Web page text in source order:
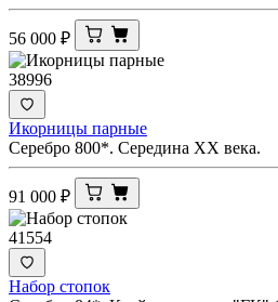
56 000 ₽
38996
Икорницы парные
Серебро 800*. Середина ХХ века.
91 000 ₽
41554
Набор стопок